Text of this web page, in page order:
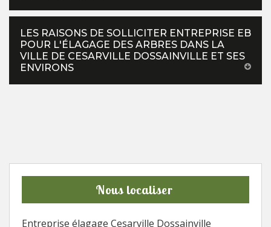
LES RAISONS DE SOLLICITER ENTREPRISE EB
POUR L'ÉLAGAGE DES ARBRES DANS LA
VILLE DE CESARVILLE DOSSAINVILLE ET SES
ENVIRONS
Nous localiser
Entreprise élagage Cesarville Dossainville